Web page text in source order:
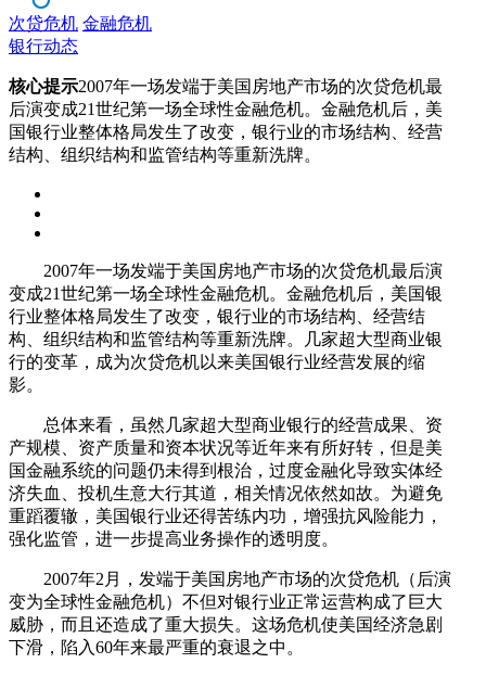
次贷危机 金融危机
银行动态
核心提示2007年一场发端于美国房地产市场的次贷危机最
后演变成21世纪第一场全球性金融危机。金融危机后，美
国银行业整体格局发生了改变，银行业的市场结构、经营
结构、组织结构和监管结构等重新洗牌。
2007年一场发端于美国房地产市场的次贷危机最后演
变成21世纪第一场全球性金融危机。金融危机后，美国银
行业整体格局发生了改变，银行业的市场结构、经营结
构、组织结构和监管结构等重新洗牌。几家超大型商业银
行的变革，成为次贷危机以来美国银行业经营发展的缩
影。
总体来看，虽然几家超大型商业银行的经营成果、资
产规模、资产质量和资本状况等近年来有所好转，但是美
国金融系统的问题仍未得到根治，过度金融化导致实体经
济失血、投机生意大行其道，相关情况依然如故。为避免
重蹈覆辙，美国银行业还得苦练内功，增强抗风险能力，
强化监管，进一步提高业务操作的透明度。
2007年2月，发端于美国房地产市场的次贷危机（后演
变为全球性金融危机）不但对银行业正常运营构成了巨大
威胁，而且还造成了重大损失。这场危机使美国经济急剧
下滑，陷入60年来最严重的衰退之中。